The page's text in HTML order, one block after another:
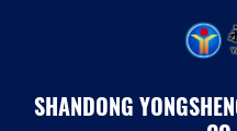
SHANDONG